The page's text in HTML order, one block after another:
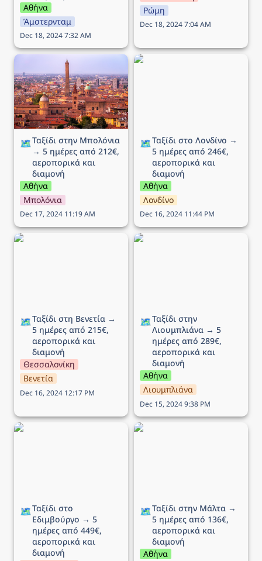
Αθήνα
Άμστερνταμ
Dec 18, 2024 7:32 AM
Ρώμη
Dec 18, 2024 7:04 AM
Ταξίδι στην Μπολόνια →
5 ημέρες από 212€,
αεροπορικά και διαμονή
🗺️Ταξίδι στην Μπολόνια
→ 5 ημέρες από 212€,
αεροπορικά και
διαμονή
Αθήνα
Μπολόνια
Dec 17, 2024 11:19 AM
Ταξίδι στο Λονδίνο → 5
🗺️Ταξίδι στο Λονδίνο →
5 ημέρες από 246€,
αεροπορικά και
διαμονή
Αθήνα
Λονδίνο
Dec 16, 2024 11:44 PM
Ταξίδι στη Βενετία → 5
🗺️Ταξίδι στη Βενετία →
5 ημέρες από 215€,
αεροπορικά και
διαμονή
Θεσσαλονίκη
Βενετία
Dec 16, 2024 12:17 PM
Ταξίδι στην Λιουμπλιάνα
🗺️Ταξίδι στην
Λιουμπλιάνα → 5
ημέρες από 289€,
αεροπορικά και
διαμονή
Αθήνα
Λιουμπλιάνα
Dec 15, 2024 9:38 PM
Ταξίδι στο Εδιμβούργο →
🗺️Ταξίδι στο
Εδιμβούργο → 5
ημέρες από 449€,
αεροπορικά και
διαμονή
Ταξίδι στην Μάλτα → 5
🗺️Ταξίδι στην Μάλτα →
5 ημέρες από 136€,
αεροπορικά και
διαμονή
Αθήνα